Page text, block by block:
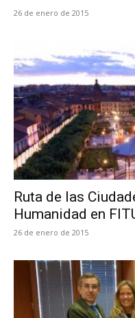
26 de enero de 2015
Ruta de las
Humanidad en
26 de enero de 2015